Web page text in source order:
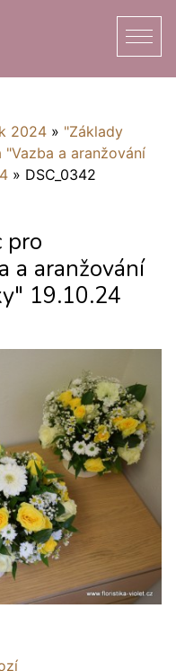
2024 » "Základy
a aranžování
» DSC_0342
pro
a aranžování
19.10.24